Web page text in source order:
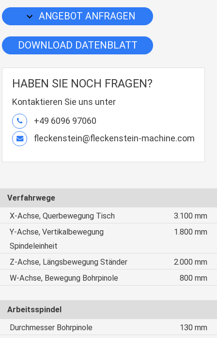
ANGEBOT ANFRAGEN
DOWNLOAD DATENBLATT
HABEN SIE NOCH FRAGEN?
Kontaktieren Sie uns unter
+49 6096 97060
fleckenstein@fleckenstein-machine.com
Verfahrwege
X-Achse, Querbewegung Tisch
3.100 mm
Y-Achse, Vertikalbewegung
Spindeleinheit
1.800 mm
Z-Achse, Längsbewegung Ständer
2.000 mm
W-Achse, Bewegung Bohrpinole
800 mm
Arbeitsspindel
Durchmesser Bohrpinole
130 mm